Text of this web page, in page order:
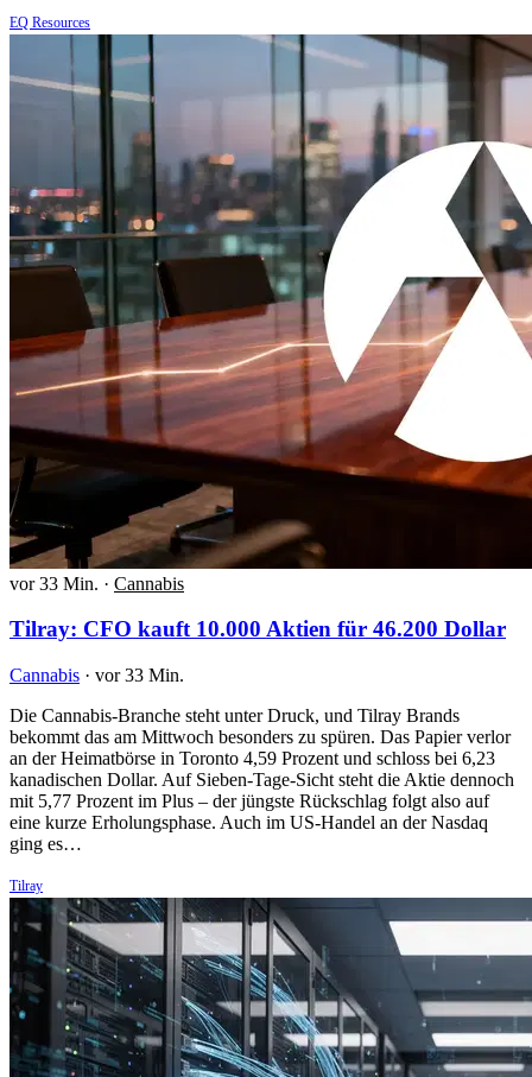
EQ Resources
vor 33 Min. · Cannabis
Tilray: CFO kauft 10.000 Aktien für 46.200 Dollar
Cannabis · vor 33 Min.
Die Cannabis-Branche steht unter Druck, und Tilray Brands
bekommt das am Mittwoch besonders zu spüren. Das Papier verlor
an der Heimatbörse in Toronto 4,59 Prozent und schloss bei 6,23
kanadischen Dollar. Auf Sieben-Tage-Sicht steht die Aktie dennoch
mit 5,77 Prozent im Plus – der jüngste Rückschlag folgt also auf
eine kurze Erholungsphase. Auch im US-Handel an der Nasdaq
ging es…
Tilray